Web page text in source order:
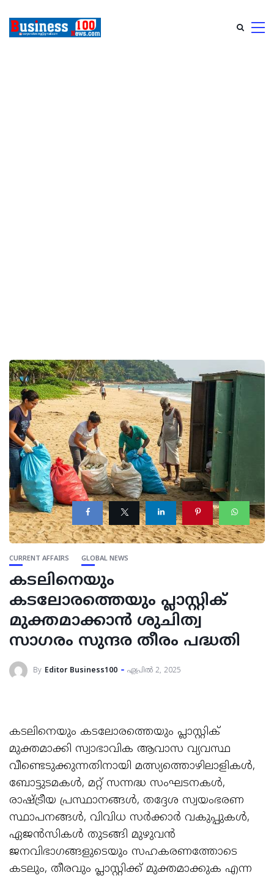
CURRENT AFFAIRS GLOBAL NEWS
കടലിനെയും
കടലോരത്തെയും പ്ലാസ്റ്റിക്
മുക്തമാക്കാൻ ശുചിത്വ
സാഗരം സുന്ദര തീരം പദ്ധതി
By Editor Business100 ഏപ്രിൽ 2, 2025
കടലിനെയും കടലോരത്തെയും പ്ലാസ്റ്റിക്
മുക്തമാക്കി സ്വാഭാവിക ആവാസ വ്യവസ്ഥ
വീണ്ടെടുക്കുന്നതിനായി മത്സ്യത്തൊഴിലാളികൾ,
ബോട്ടുടമകൾ, മറ്റ് സന്നദ്ധ സംഘടനകൾ,
രാഷ്ട്രീയ പ്രസ്ഥാനങ്ങൾ, തദ്ദേശ സ്വയംഭരണ
സ്ഥാപനങ്ങൾ, വിവിധ സർക്കാർ വകുപ്പുകൾ,
ഏജൻസികൾ തുടങ്ങി മുഴുവൻ
ജനവിഭാഗങ്ങളുടെയും സഹകരണത്തോടെ
കടലും, തീരവും പ്ലാസ്റ്റിക്ക് മുക്തമാക്കുക എന്ന